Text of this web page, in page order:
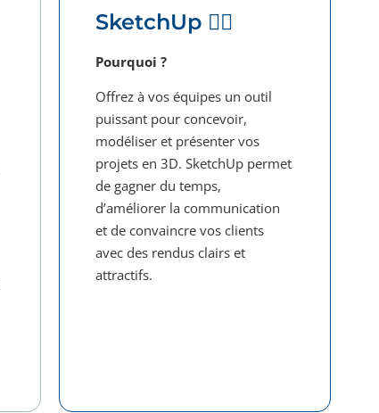
SketchUp 🙋‍♂️
Pourquoi ?
Offrez à vos équipes un outil
puissant pour concevoir,
modéliser et présenter vos
projets en 3D. SketchUp permet
de gagner du temps,
d’améliorer la communication
et de convaincre vos clients
avec des rendus clairs et
attractifs.